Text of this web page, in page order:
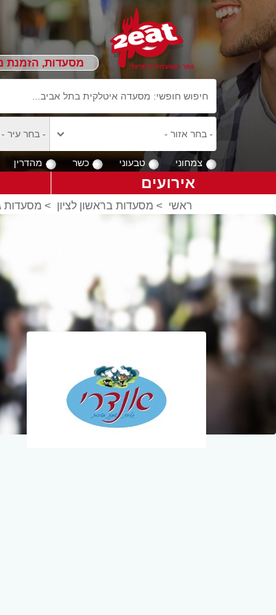
מסעדות, הזמנת
צמחוני טבעוני כשר מהדרין
אירועים
ראשי > מסעדות בראשון לציון > מסעדות